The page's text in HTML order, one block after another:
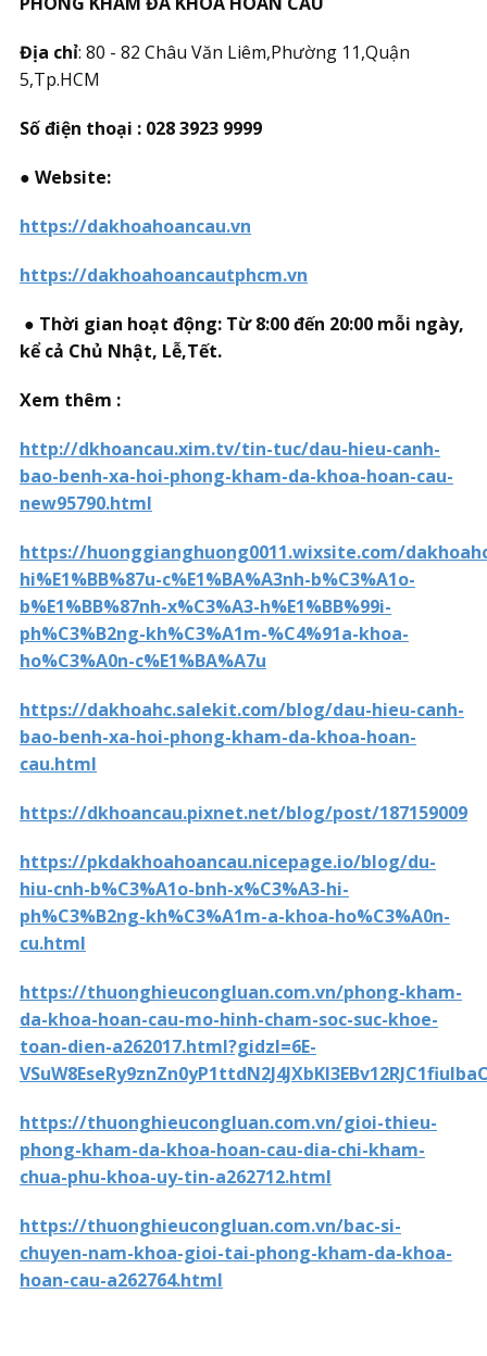
Địa chỉ: 80 - 82 Châu Văn Liêm,Phường 11,Quận
5,Tp.HCM
Số điện thoại : 028 3923 9999
● Website:
https://dakhoahoancau.vn
https://dakhoahoancautphcm.vn
● Thời gian hoạt động: Từ 8:00 đến 20:00 mỗi ngày,
kể cả Chủ Nhật, Lễ,Tết.
Xem thêm :
http://dkhoancau.xim.tv/tin-tuc/dau-hieu-canh-
bao-benh-xa-hoi-phong-kham-da-khoa-hoan-cau-
new95790.html
https://huonggianghuong0011.wixsite.com/
hi%E1%BB%87u-c%E1%BA%A3nh-b%C3%A1o-
b%E1%BB%87nh-x%C3%A3-h%E1%BB%99i-
ph%C3%B2ng-kh%C3%A1m-%C4%91a-khoa-
ho%C3%A0n-c%E1%BA%A7u
https://dakhoahc.salekit.com/blog/dau-hieu-canh-
bao-benh-xa-hoi-phong-kham-da-khoa-hoan-
cau.html
https://dkhoancau.pixnet.net/blog/post/187159009
https://pkdakhoahoancau.nicepage.io/blog/du-
hiu-cnh-b%C3%A1o-bnh-x%C3%A3-hi-
ph%C3%B2ng-kh%C3%A1m-a-khoa-ho%C3%A0n-
cu.html
https://thuonghieucongluan.com.vn/phong-kham-
da-khoa-hoan-cau-mo-hinh-cham-soc-suc-khoe-
toan-dien-a262017.html?gidzl=6E-
https://thuonghieucongluan.com.vn/gioi-thieu-
phong-kham-da-khoa-hoan-cau-dia-chi-kham-
chua-phu-khoa-uy-tin-a262712.html
https://thuonghieucongluan.com.vn/bac-si-
chuyen-nam-khoa-gioi-tai-phong-kham-da-khoa-
hoan-cau-a262764.html